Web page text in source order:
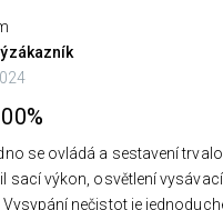
zákazník
se ovládá a sestavení trvalo
sací výkon, osvětlení
nečistot je